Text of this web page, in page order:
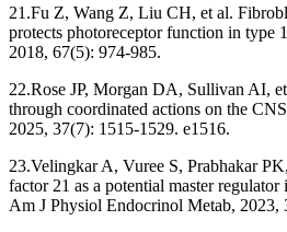
21.Fu Z, Wang Z, Liu CH, et al.
protects photoreceptor function in type
2018, 67(5): 974-985.
22.Rose JP, Morgan DA, Sullivan AI,
through coordinated actions on the
2025, 37(7): 1515-1529. e1516.
23.Velingkar A, Vuree S, Prabhakar
factor 21 as a potential master
Am J Physiol Endocrinol Metab, 2023,